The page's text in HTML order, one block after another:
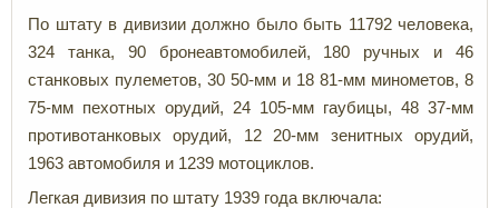
По штату в дивизии должно было быть 11792 человека,
324 танка, 90 бронеавтомобилей, 180 ручных и 46
станковых пулеметов, 30 50-мм и 18 81-мм минометов, 8
75-мм пехотных орудий, 24 105-мм гаубицы, 48 37-мм
противотанковых орудий, 12 20-мм зенитных орудий,
1963 автомобиля и 1239 мотоциклов.
Легкая дивизия по штату 1939 года включала: